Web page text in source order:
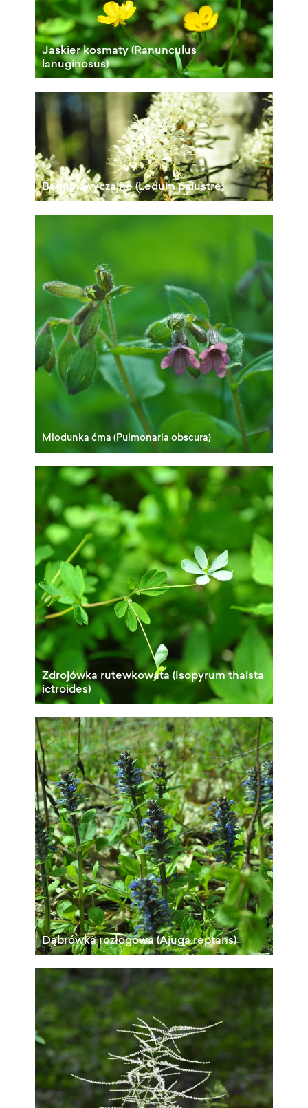
Jaskier kosmaty (Ranunculus
lanuginosus)
Bagno zwyczajne (Ledum palustre)
Miodunka ćma (Pulmonaria obscura)
Zdrojówka rutewkowata (Isopyrum thalsta
ictroides)
Dąbrówka rozłogowa (Ajuga reptans)